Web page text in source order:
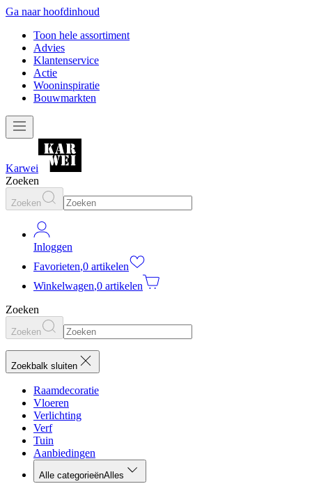
Ga naar hoofdinhoud
Toon hele assortiment
Advies
Klantenservice
Actie
Wooninspiratie
Bouwmarkten
Karwei
Zoeken
Zoeken
Inloggen
Favorieten,0 artikelen
Winkelwagen,0 artikelen
Zoeken
Zoeken
Zoekbalk sluiten
Raamdecoratie
Vloeren
Verlichting
Verf
Tuin
Aanbiedingen
Alle categorieënAlles